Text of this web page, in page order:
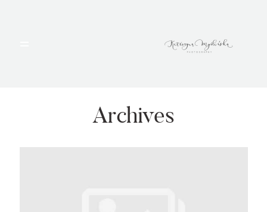
Archives
PORTFOLIO